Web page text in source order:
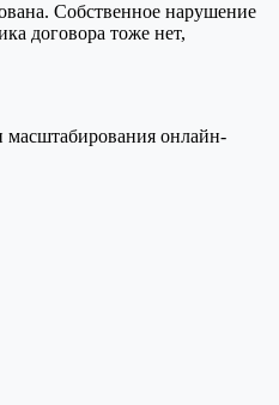
Собственное нарушение
договора тоже нет,
масштабирования онлайн-